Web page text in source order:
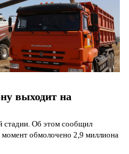
выходит на
стадии. Об этом сообщил
обмолочено 2,9 миллиона